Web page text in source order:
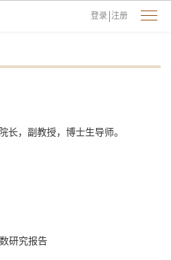
登录 注册
长，副教授，博士生导师。
研究报告